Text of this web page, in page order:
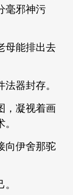
毫邪神污
能排出去
器封存。
凝视着画
伊舍那驼